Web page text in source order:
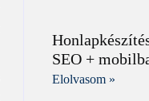
SEO +
Elolvasom »